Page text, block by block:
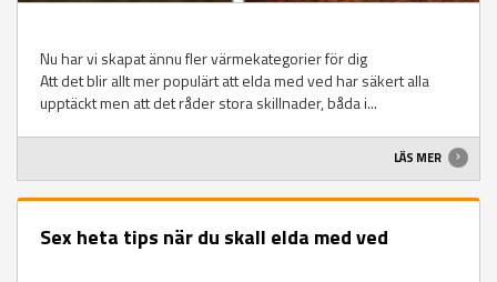
Nu har vi skapat ännu fler värmekategorier för dig
Att det blir allt mer populärt att elda med ved har säkert alla
upptäckt men att det råder stora skillnader, båda i...
LÄS MER
Sex heta tips när du skall elda med ved